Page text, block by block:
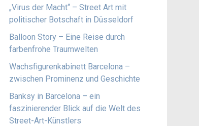
„Virus der Macht“ – Street Art mit
politischer Botschaft in Düsseldorf
Balloon Story – Eine Reise durch
farbenfrohe Traumwelten
Wachsfigurenkabinett Barcelona –
zwischen Prominenz und Geschichte
Banksy in Barcelona – ein
faszinierender Blick auf die Welt des
Street-Art-Künstlers